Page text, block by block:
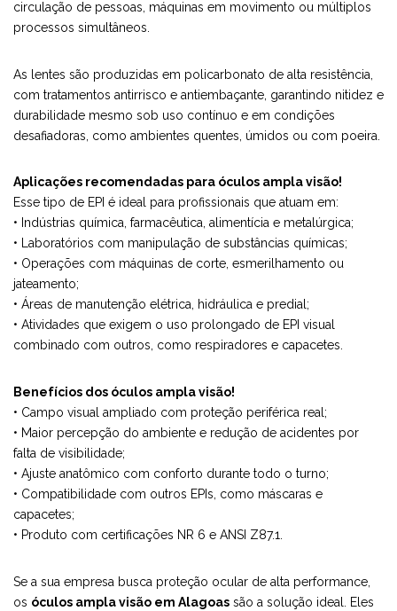
circulação de pessoas, máquinas em movimento ou múltiplos
processos simultâneos.
As lentes são produzidas em policarbonato de alta resistência,
com tratamentos antirrisco e antiembaçante, garantindo nitidez e
durabilidade mesmo sob uso contínuo e em condições
desafiadoras, como ambientes quentes, úmidos ou com poeira.
Aplicações recomendadas para óculos ampla visão!
Esse tipo de EPI é ideal para profissionais que atuam em:
• Indústrias química, farmacêutica, alimentícia e metalúrgica;
• Laboratórios com manipulação de substâncias químicas;
• Operações com máquinas de corte, esmerilhamento ou
jateamento;
• Áreas de manutenção elétrica, hidráulica e predial;
• Atividades que exigem o uso prolongado de EPI visual
combinado com outros, como respiradores e capacetes.
Benefícios dos óculos ampla visão!
• Campo visual ampliado com proteção periférica real;
• Maior percepção do ambiente e redução de acidentes por
falta de visibilidade;
• Ajuste anatômico com conforto durante todo o turno;
• Compatibilidade com outros EPIs, como máscaras e
capacetes;
• Produto com certificações NR 6 e ANSI Z87.1.
Se a sua empresa busca proteção ocular de alta performance,
os óculos ampla visão em Alagoas são a solução ideal. Eles